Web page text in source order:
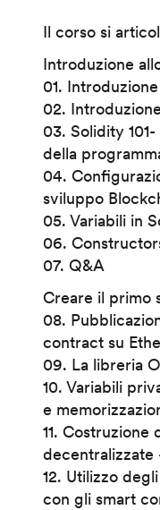
Il corso si
Introduzione
01.
02.
03. Solidity
della
04.
sviluppo
05. Variabili in
06.
07. Q&A
Creare il primo
08.
contract su
09. La libreria
10. Variabili
e
11. Costruzione
12. Utilizzo
con gli smart